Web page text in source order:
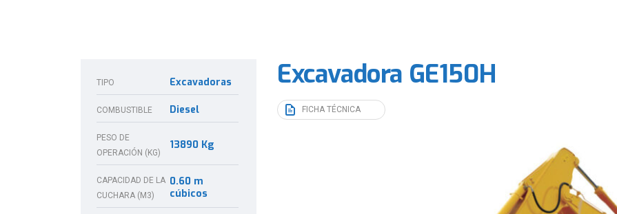
TIPO Excavadoras
COMBUSTIBLE Diesel
PESO DE
OPERACIÓN (KG)
13890 Kg
CAPACIDAD DE LA
CUCHARA (M3)
0.60 m
cúbicos
Excavadora GE150H
FICHA TÉCNICA